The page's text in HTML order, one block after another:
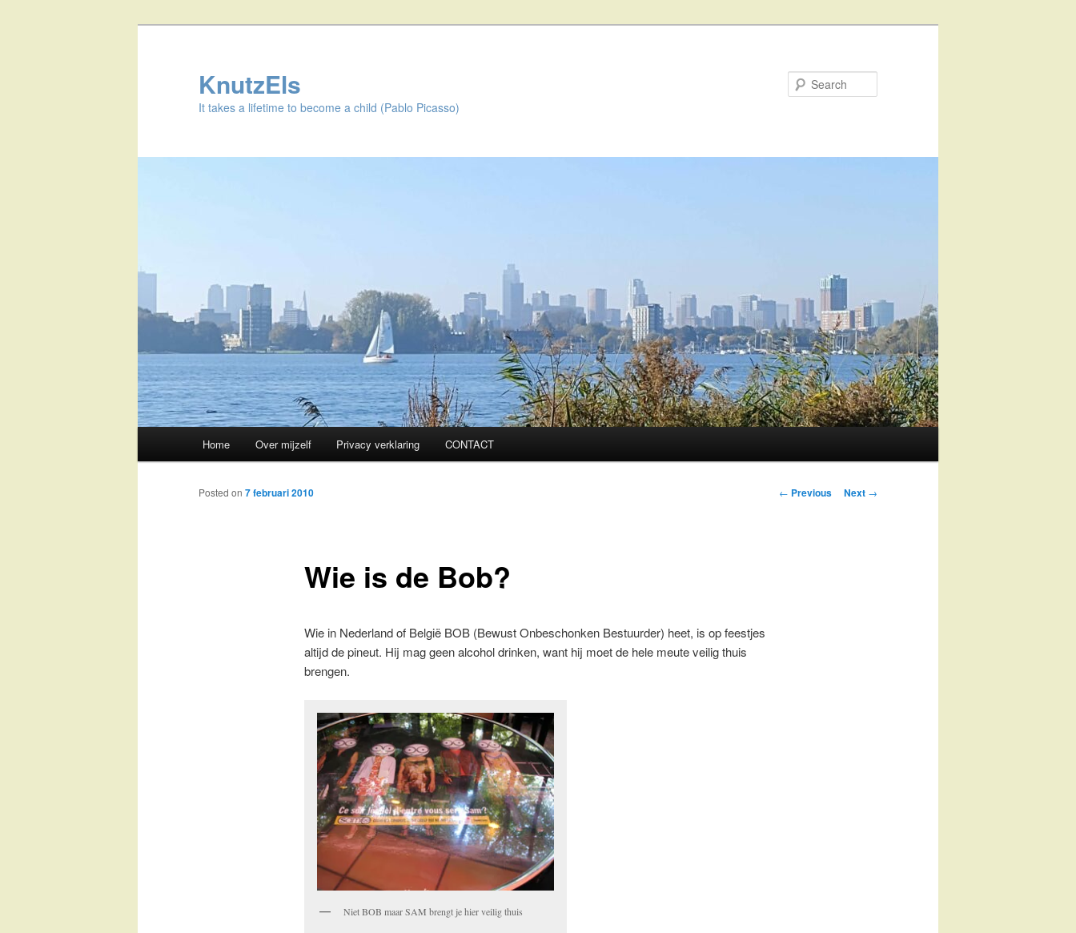
KnutzEls
It takes a lifetime to become a child (Pablo Picasso)
Skip
to
Home Over mijzelf Privacy verklaring CONTACT
Post
← Previous Next →
Wie is de Bob?
Posted on 7 februari 2010
Wie in Nederland of België BOB (Bewust Onbeschonken Bestuurder) heet, is op feestjes
altijd de pineut. Hij mag geen alcohol drinken, want hij moet de hele meute veilig thuis
brengen.
Niet BOB maar SAM brengt je hier veilig thuis